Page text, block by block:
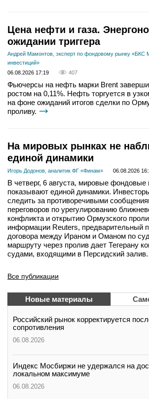
Цена нефти и газа.
ожидании триггера
Андрей Мамонтов, эксперт по фондовому рынку «БКС
инвестиций»
06.08.2026 17:19
407
Фьючерсы на нефть марки Brent
ростом на 0,11%. Нефть торгуется в
на фоне ожиданий итогов сделки по
проливу.
На мировых рынках не
единой динамики
Игорь Додонов, аналитик ФГ «Финам» 06.08.2026
В четверг, 6 августа, мировые фондовые
показывают единой динамики.
следить за противоречивыми
переговоров по урегулированию
конфликта и открытию Ормузского
информации Reuters, предварительный
договора между Ираном и Оманом по
маршруту через пролив дает Тегерану
судами, входящими в Персидский залив.
Все публикации
Новые материалы
Российский рынок корректируется
сопротивления
06.08.2026
Индекс Мосбиржи не удержался на
локальном максимуме
06.08.2026